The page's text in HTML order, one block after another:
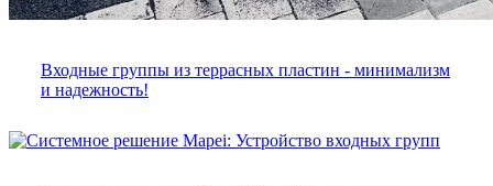
Входные группы из террасных пластин - минимализм
и надежность!